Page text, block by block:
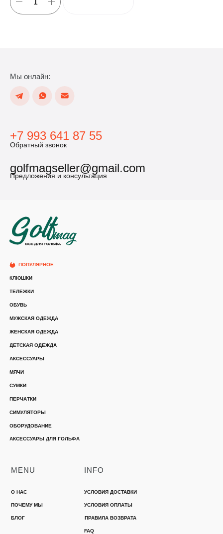
+7 993 641 87 55
Обратный звонок
golfmagseller@gmail.com
Предложения и консультация
О НАС
ПОЧЕМУ МЫ
MENU
БЛОГ
УСЛОВИЯ ДОСТАВКИ
УСЛОВИЯ ОПЛАТЫ
INFO
FAQ
Мы онлайн:
КЛЮШКИ
СУМКИ
ОБУВЬ
ПЕРЧАТКИ
ТЕЛЕЖКИ
АКСЕССУАРЫ ДЛЯ ГОЛЬФА
МЯЧИ
СИМУЛЯТОРЫ
ОБОРУДОВАНИЕ
МУЖСКАЯ ОДЕЖДА
ЖЕНСКАЯ ОДЕЖДА
ДЕТСКАЯ ОДЕЖДА
АКСЕССУАРЫ
ПОПУЛЯРНОЕ
ПРАВИЛА ВОЗВРАТА